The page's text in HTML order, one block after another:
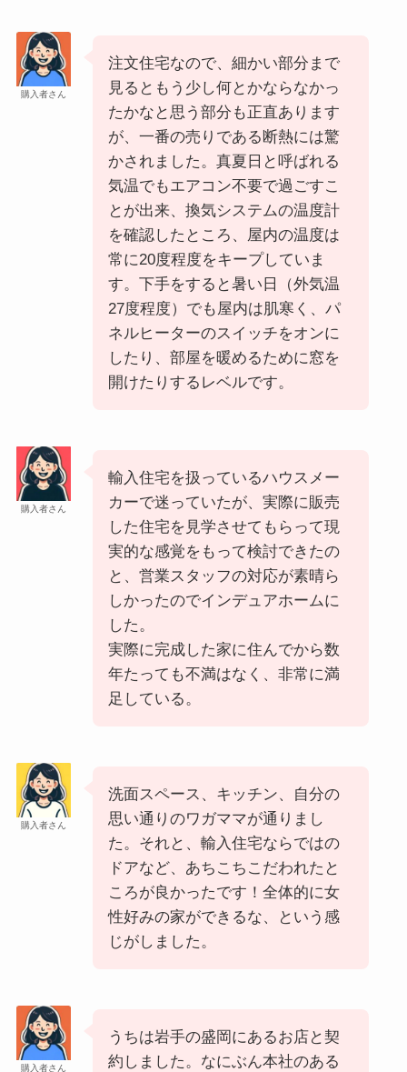
購入者さん
注文住宅なので、細かい部分まで
見るともう少し何とかならなかっ
たかなと思う部分も正直あります
が、一番の売りである断熱には驚
かされました。真夏日と呼ばれる
気温でもエアコン不要で過ごすこ
とが出来、換気システムの温度計
を確認したところ、屋内の温度は
常に20度程度をキープしていま
す。下手をすると暑い日（外気温
27度程度）でも屋内は肌寒く、パ
ネルヒーターのスイッチをオンに
したり、部屋を暖めるために窓を
開けたりするレベルです。
購入者さん
輸入住宅を扱っているハウスメー
カーで迷っていたが、実際に販売
した住宅を見学させてもらって現
実的な感覚をもって検討できたの
と、営業スタッフの対応が素晴ら
しかったのでインデュアホームに
した。
実際に完成した家に住んでから数
年たっても不満はなく、非常に満
足している。
購入者さん
洗面スペース、キッチン、自分の
思い通りのワガママが通りまし
た。それと、輸入住宅ならではの
ドアなど、あちこちこだわれたと
ころが良かったです！全体的に女
性好みの家ができるな、という感
じがしました。
購入者さん
うちは岩手の盛岡にあるお店と契
約しました。なにぶん本社のある